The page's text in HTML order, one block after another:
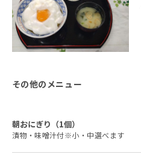
その他のメニュー
朝おにぎり（1個）
漬物・味噌汁付※小・中選べます